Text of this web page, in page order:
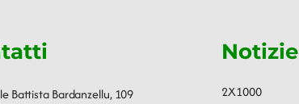
Battista Bardanzellu, 109
Notizie
2X1000